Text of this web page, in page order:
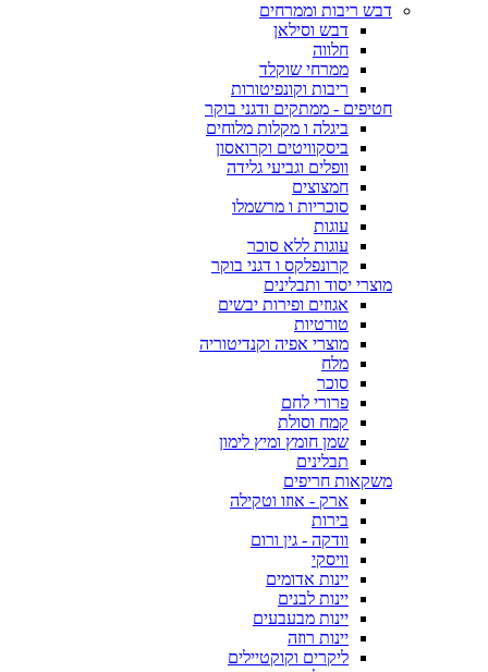
דבש ריבות וממרחים
דבש וסילאן
חלווה
ממרחי שוקלד
ריבות וקונפיטורות
חטיפים - ממתקים ודגני בוקר
ביגלה ו מקלות מלוחים
ביסקוויטים וקרואסון
וופלים וגביעי גלידה
חמצוצים
סוכריות ו מרשמלו
עוגות
עוגות ללא סוכר
קרונפלקס ו דגני בוקר
מוצרי יסוד ותבלינים
אגוזים ופירות יבשים
טורטיות
מוצרי אפיה וקנדיטוריה
מלח
סוכר
פרורי לחם
קמח וסולת
שמן חומץ ומיץ לימון
תבלינים
משקאות חריפים
ארק - אוזו וטקילה
בירות
וודקה - גין ורום
וויסקי
יינות אדומים
יינות לבנים
יינות מבעבעים
יינות רוזה
ליקרים וקוקטיילים